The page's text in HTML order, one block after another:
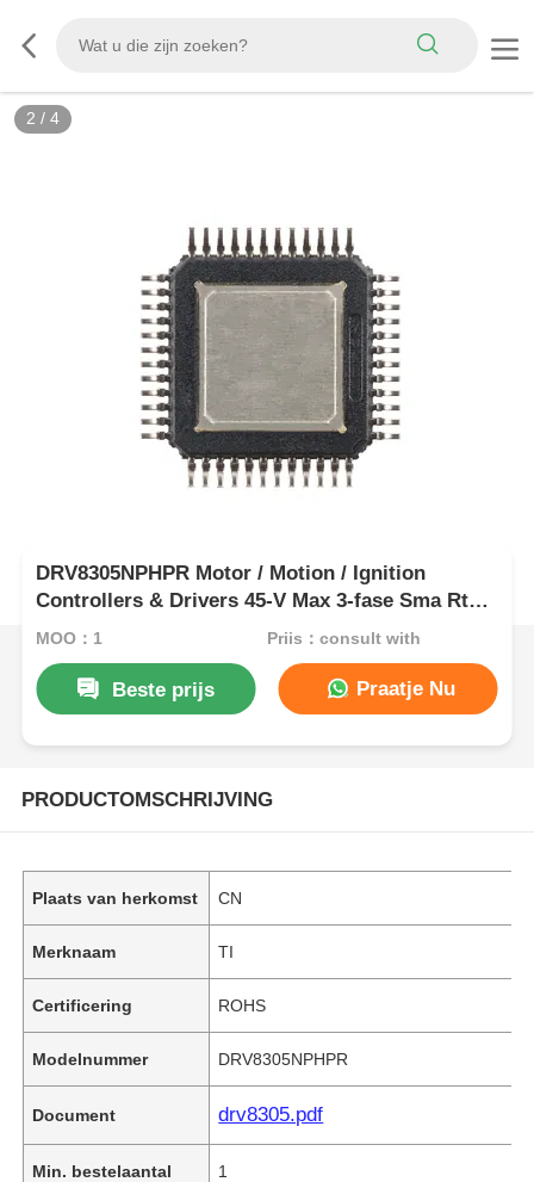
2 / 4
DRV8305NPHPR Motor / Motion / Ignition
Controllers & Drivers 45-V Max 3-fase Sma Rt
Gate Driver
MOQ：1 Prijs：consult with
Beste prijs Praatje Nu
PRODUCTOMSCHRIJVING
Plaats van herkomst CN
Merknaam TI
Certificering ROHS
Modelnummer DRV8305NPHPR
Document drv8305.pdf
Min. bestelaantal 1